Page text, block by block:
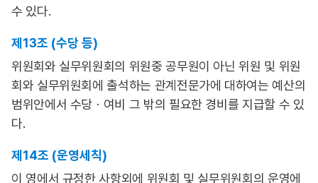
수 있다.
제13조 (수당 등)
위원회와 실무위원회의 위원중 공무원이 아닌 위원 및 위원
회와 실무위원회에 출석하는 관계전문가에 대하여는 예산의
범위안에서 수당ㆍ여비 그 밖의 필요한 경비를 지급할 수 있
다.
제14조 (운영세칙)
이 영에서 규정한 사항외에 위원회 및 실무위원회의 운영에